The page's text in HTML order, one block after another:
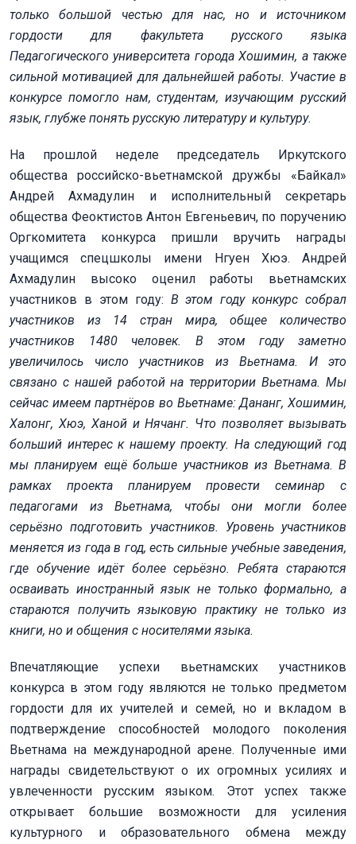
только большой честью для нас, но и источником
гордости для факультета русского языка
Педагогического университета города Хошимин, а также
сильной мотивацией для дальнейшей работы. Участие в
конкурсе помогло нам, студентам, изучающим русский
язык, глубже понять русскую литературу и культуру.
На прошлой неделе председатель Иркутского
общества российско-вьетнамской дружбы «Байкал»
Андрей Ахмадулин и исполнительный секретарь
общества Феоктистов Антон Евгеньевич, по поручению
Оргкомитета конкурса пришли вручить награды
учащимся спецшколы имени Нгуен Хюэ. Андрей
Ахмадулин высоко оценил работы вьетнамских
участников в этом году: В этом году конкурс собрал
участников из 14 стран мира, общее количество
участников 1480 человек. В этом году заметно
увеличилось число участников из Вьетнама. И это
связано с нашей работой на территории Вьетнама. Мы
сейчас имеем партнёров во Вьетнаме: Дананг, Хошимин,
Халонг, Хюэ, Ханой и Нячанг. Что позволяет вызывать
больший интерес к нашему проекту. На следующий год
мы планируем ещё больше участников из Вьетнама. В
рамках проекта планируем провести семинар с
педагогами из Вьетнама, чтобы они могли более
серьёзно подготовить участников. Уровень участников
меняется из года в год, есть сильные учебные заведения,
где обучение идёт более серьёзно. Ребята стараются
осваивать иностранный язык не только формально, а
стараются получить языковую практику не только из
книги, но и общения с носителями языка.
Впечатляющие успехи вьетнамских участников
конкурса в этом году являются не только предметом
гордости для их учителей и семей, но и вкладом в
подтверждение способностей молодого поколения
Вьетнама на международной арене. Полученные ими
награды свидетельствуют о их огромных усилиях и
увлеченности русским языком. Этот успех также
открывает большие возможности для усиления
культурного и образовательного обмена между